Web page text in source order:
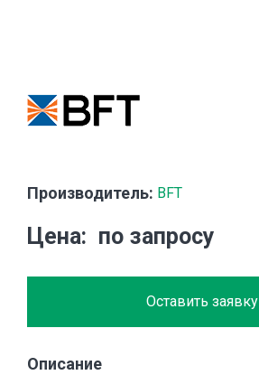
Производитель: BFT
Цена по запросу
Оставить заявку
Описание